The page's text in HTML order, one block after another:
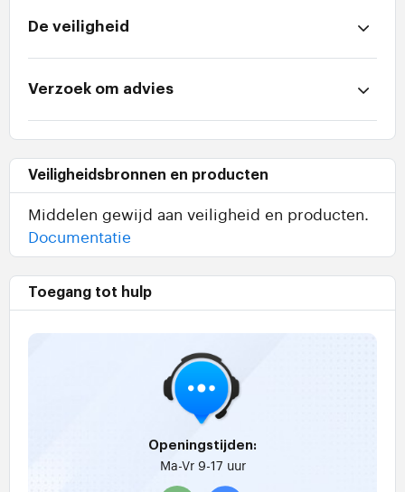
De veiligheid
Verzoek om advies
Veiligheidsbronnen en producten
Middelen gewijd aan veiligheid en producten.
Documentatie
Toegang tot hulp
Openingstijden:
Ma-Vr 9-17 uur